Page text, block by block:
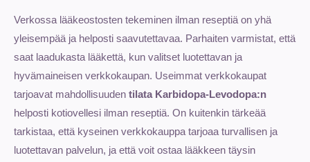
Verkossa lääkeostosten tekeminen ilman reseptiä on yhä
yleisempää ja helposti saavutettavaa. Parhaiten varmistat, että
saat laadukasta lääkettä, kun valitset luotettavan ja
hyvämaineisen verkkokaupan. Useimmat verkkokaupat
tarjoavat mahdollisuuden tilata Karbidopa-Levodopa:n
helposti kotiovellesi ilman reseptiä. On kuitenkin tärkeää
tarkistaa, että kyseinen verkkokauppa tarjoaa turvallisen ja
luotettavan palvelun, ja että voit ostaa lääkkeen täysin